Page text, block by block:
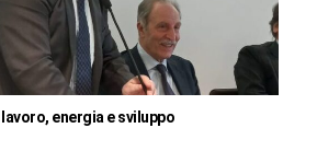
energia e sviluppo